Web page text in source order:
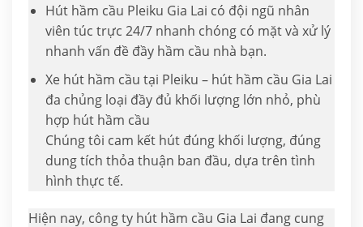
Hút hầm cầu Pleiku Gia Lai có đội ngũ nhân
viên túc trực 24/7 nhanh chóng có mặt và xử lý
nhanh vấn đề đầy hầm cầu nhà bạn.
Xe hút hầm cầu tại Pleiku – hút hầm cầu Gia Lai
đa chủng loại đầy đủ khối lượng lớn nhỏ, phù
hợp hút hầm cầu
Chúng tôi cam kết hút đúng khối lượng, đúng
dung tích thỏa thuận ban đầu, dựa trên tình
hình thực tế.
Hiện nay, công ty hút hầm cầu Gia Lai đang cung